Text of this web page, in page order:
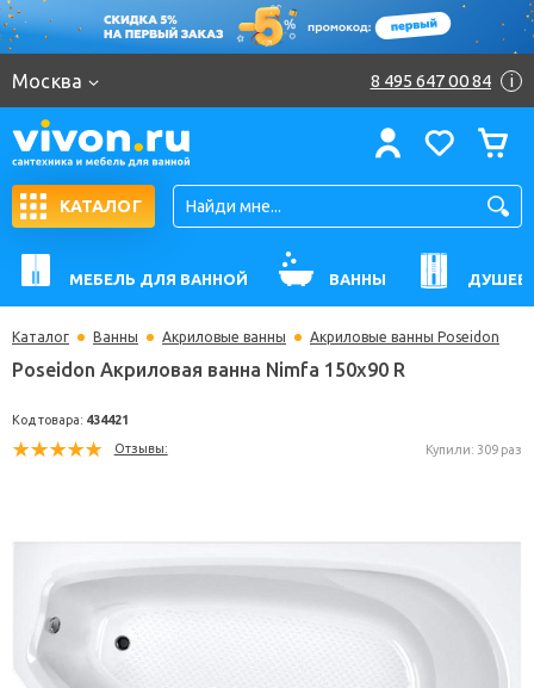
Москва 8 495 647 00 84 i
КАТАЛОГ
МЕБЕЛЬ ДЛЯ ВАННОЙ ВАННЫ
Каталог Ванны Акриловые ванны Акриловые ванны Poseidon
Poseidon Акриловая ванна Nimfa 150x90 R